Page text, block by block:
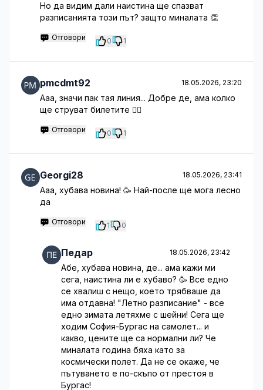
Но да видим дали наистина ще спазват
разписанията този път? защто миналата 👏
Отговори 0 1
pmcdmt92 18.05.2026, 23:20
Ааа, значи пак тая линия... Добре де, ама колко
ще струват билетите 🤦‍♂️
Отговори 0 1
Georgi28 18.05.2026, 23:41
Ааа, хубава новина! 🥳 Най-после ще мога лесно
да
Отговори 1 0
Педар 18.05.2026, 23:42
Абе, хубава новина, де... ама кажи ми
сега, наистина ли е хубаво? 🥳 Все едно
се хвалиш с нещо, което трябваше да
има отдавна! "Летно разписание" - все
едно зимата летяхме с шейни! Сега ще
ходим София-Бургас на самолет... и
какво, цените ще са нормални ли? Че
миналата година бяха като за
космически полет. Да не се окаже, че
пътуването е по-скъпо от престоя в
Бургас!